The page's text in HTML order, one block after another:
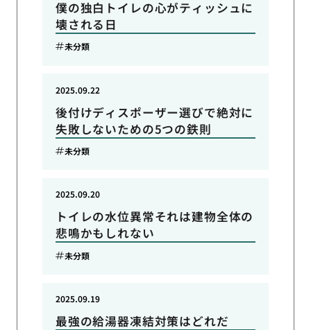
僕の独白トイレの心がティッシュに
壊される日
未分類
後付けディスポーザー選びで絶対に
失敗しないための5つの鉄則
2025.09.22
未分類
トイレの水位異常それは建物全体の
悲鳴かもしれない
2025.09.20
未分類
最強の給湯器凍結対策はどれだ
2025.09.19